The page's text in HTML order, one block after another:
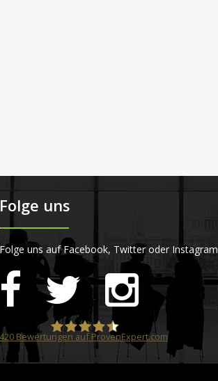
Folge uns
Folge uns auf Facebook, Twitter oder Instagram
STARTPLATZ
420Bewertungen auf ProvenExpert.com